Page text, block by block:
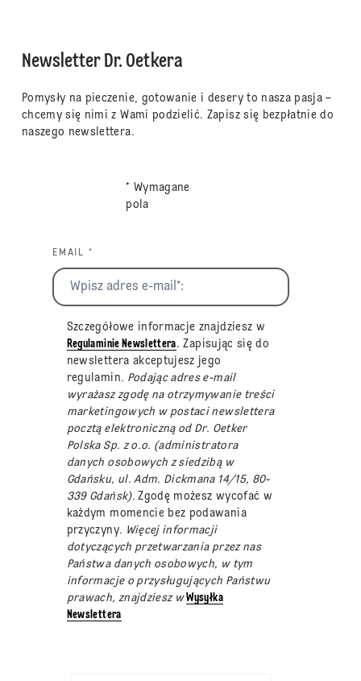
Newsletter Dr. Oetkera
Pomysły na pieczenie, gotowanie i desery to nasza pasja –
chcemy się nimi z Wami podzielić. Zapisz się bezpłatnie do
naszego newslettera.
* Wymagane
pola
EMAIL *
Szczegółowe informacje znajdziesz w
Regulaminie Newslettera. Zapisując się do
newslettera akceptujesz jego
regulamin. Podając adres e-mail
wyrażasz zgodę na otrzymywanie treści
marketingowych w postaci newslettera
pocztą elektroniczną od Dr. Oetker
Polska Sp. z o.o. (administratora
danych osobowych z siedzibą w
Gdańsku, ul. Adm. Dickmana 14/15, 80-
339 Gdańsk).Zgodę możesz wycofać w
każdym momencie bez podawania
przyczyny. Więcej informacji
dotyczących przetwarzania przez nas
Państwa danych osobowych, w tym
informacje o przysługujących Państwu
prawach, znajdziesz wWysyłka
Newslettera